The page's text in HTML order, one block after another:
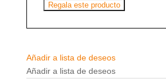
Regala este producto
Añadir a lista de deseos
Añadir a lista de deseos